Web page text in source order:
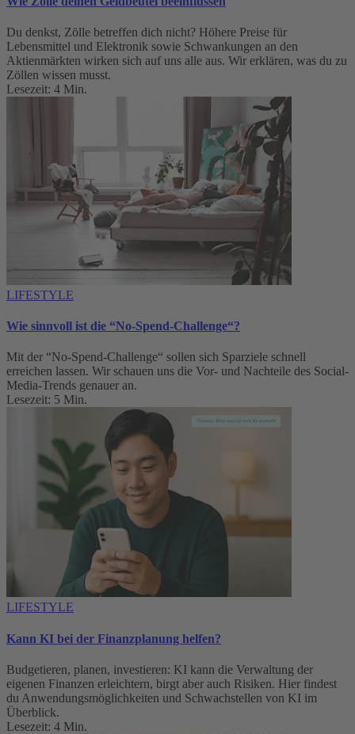
Du denkst, Zölle betreffen dich nicht? Höhere Preise für
Lebensmittel und Elektronik sowie Schwankungen an den
Aktienmärkten wirken sich auf uns alle aus. Wir erklären, was du zu
Zöllen wissen musst.
Lesezeit: 4 Min.
LIFESTYLE
Wie sinnvoll ist die “No-Spend-Challenge“?
Mit der “No-Spend-Challenge“ sollen sich Sparziele schnell
erreichen lassen. Wir schauen uns die Vor- und Nachteile des Social-
Media-Trends genauer an.
Lesezeit: 5 Min.
LIFESTYLE
Kann KI bei der Finanzplanung helfen?
Budgetieren, planen, investieren: KI kann die Verwaltung der
eigenen Finanzen erleichtern, birgt aber auch Risiken. Hier findest
du Anwendungsmöglichkeiten und Schwachstellen von KI im
Überblick.
Lesezeit: 4 Min.